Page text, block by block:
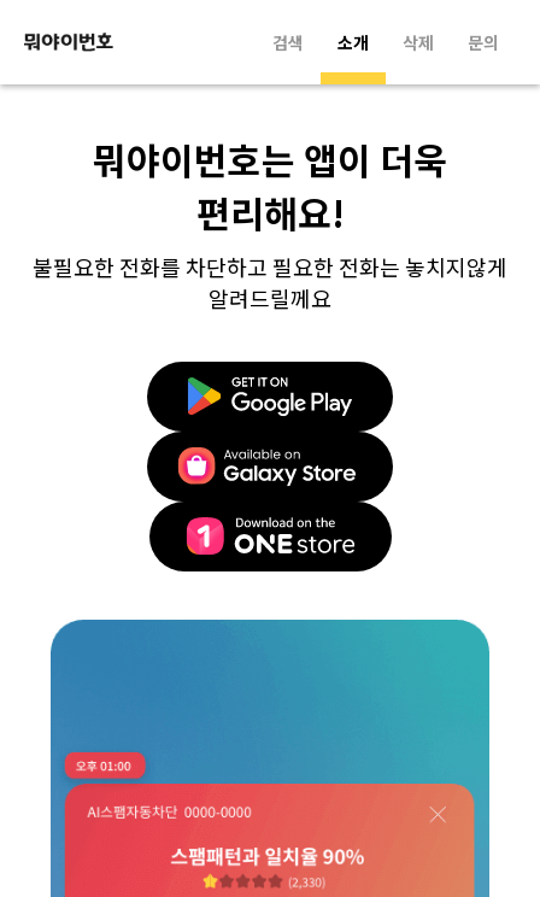
검색 소개 삭제 문의
뭐야이번호는 앱이 더욱
편리해요!
불필요한 전화를 차단하고 필요한 전화는 놓치지않게
알려드릴께요